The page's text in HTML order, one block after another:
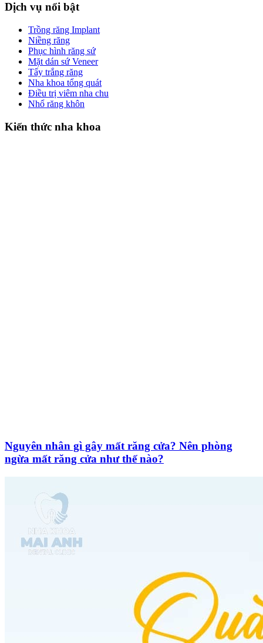
Dịch vụ nổi bật
Trồng răng Implant
Niềng răng
Phục hình răng sứ
Mặt dán sứ Veneer
Tẩy trắng răng
Nha khoa tổng quát
Điều trị viêm nha chu
Nhổ răng khôn
Kiến thức nha khoa
Nguyên nhân gì gây mất răng cửa? Nên phòng
ngừa mất răng cửa như thế nào?